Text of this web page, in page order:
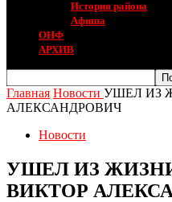
История района
Афиша
ОНФ
АРХИВ
Главная Новости УШЕЛ ИЗ
АЛЕКСАНДРОВИЧ
Новости
УШЕЛ ИЗ
ВИКТОР